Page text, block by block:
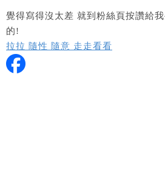
覺得寫得沒太差 就到粉絲頁按讚給
的!
拉拉 隨性 隨意 走走看看